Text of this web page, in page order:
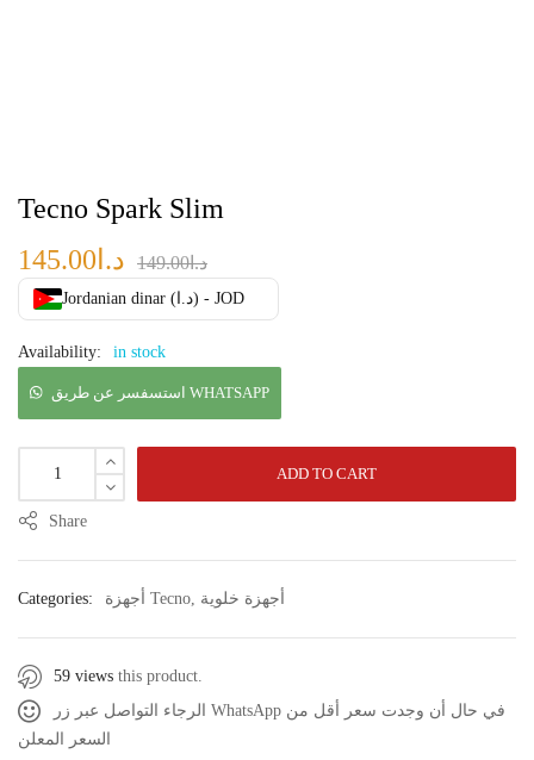
Tecno Spark Slim
د.ا149.00 د.ا 145.00
Jordanian dinar (د.ا) - JOD
Availability: in stock
استسفسر عن طريق WHATSAPP
ADD TO CART
Share
Categories: أجهزة Tecno, أجهزة خلوية
59 views this product.
الرجاء التواصل عبر زر WhatsApp في حال أن وجدت سعر أقل من
السعر المعلن